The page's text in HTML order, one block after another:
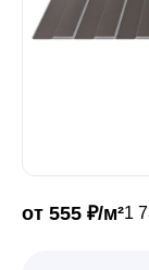
Кровля
от 555 ₽/м²1